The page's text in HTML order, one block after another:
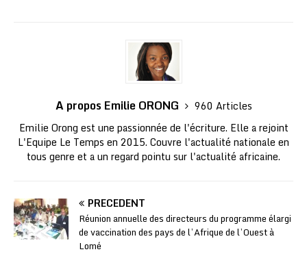
A propos Emilie ORONG
960 Articles
Emilie Orong est une passionnée de l'écriture. Elle a rejoint
L'Equipe Le Temps en 2015. Couvre l'actualité nationale en
tous genre et a un regard pointu sur l'actualité africaine.
PRÉCÉDENT
Réunion annuelle des directeurs du programme élargi
de vaccination des pays de l’Afrique de l’Ouest à
Lomé